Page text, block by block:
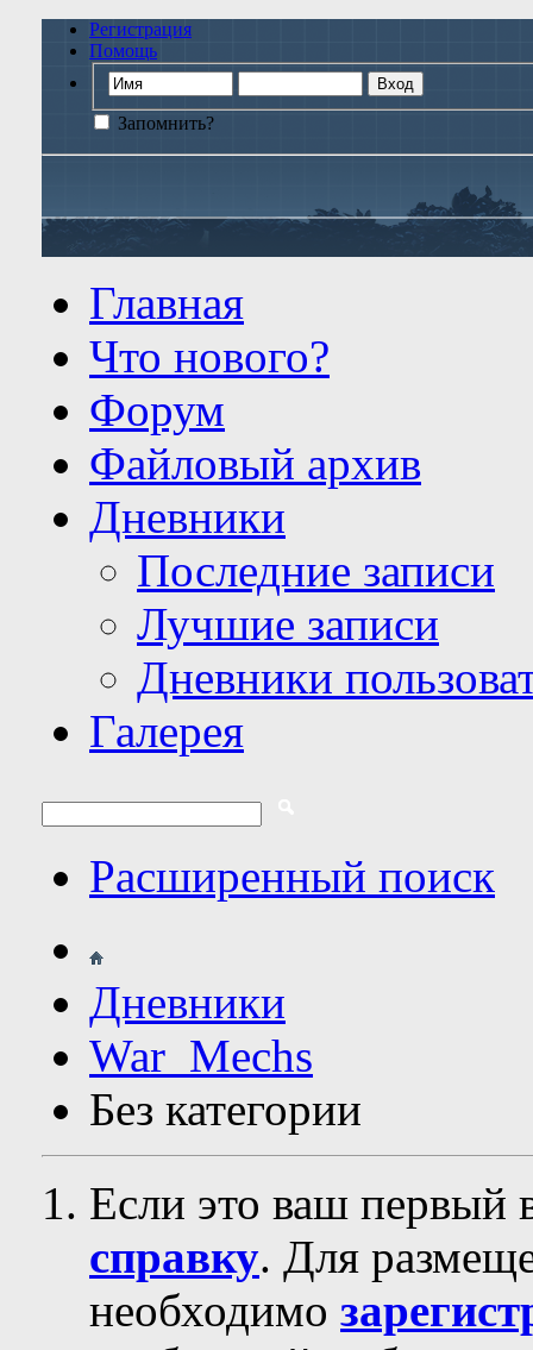
Регистрация
Помощь
Запомнить?
Главная
Что нового?
Форум
Файловый архив
Дневники
Последние записи
Лучшие записи
Дневники
Галерея
Расширенный поиск
Дневники
War_Mechs
Без категории
Если это ваш первый
справку. Для
необходимо